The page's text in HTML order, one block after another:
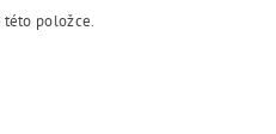
této položce.